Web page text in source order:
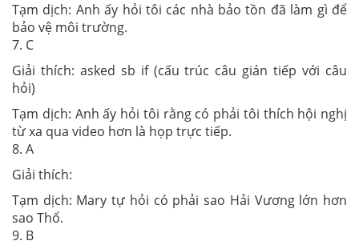
Tạm dịch: Anh ấy hỏi tôi các nhà bảo tồn đã làm gì để
bảo vệ môi trường.
7. C
Giải thích: asked sb if (cấu trúc câu gián tiếp với câu
hỏi)
Tạm dịch: Anh ấy hỏi tôi rằng có phải tôi thích hội nghị
từ xa qua video hơn là họp trực tiếp.
8. A
Giải thích:
Tạm dịch: Mary tự hỏi có phải sao Hải Vương lớn hơn
sao Thổ.
9. B